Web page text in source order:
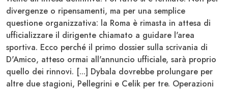
divergenze o ripensamenti, ma per una semplice
questione organizzativa: la Roma è rimasta in attesa di
ufficializzare il dirigente chiamato a guidare l'area
sportiva. Ecco perché il primo dossier sulla scrivania di
D'Amico, atteso ormai all'annuncio ufficiale, sarà proprio
quello dei rinnovi. [...] Dybala dovrebbe prolungare per
altre due stagioni, Pellegrini e Celik per tre. Operazioni